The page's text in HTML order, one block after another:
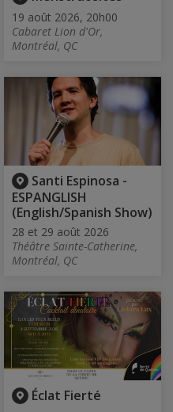
19 août 2026, 20h00
Cabaret Lion d'Or,
Montréal, QC
Santi Espinosa -
ESPANGLISH
(English/Spanish Show)
28 et 29 août 2026
Théâtre Sainte-Catherine,
Montréal, QC
Éclat Fierté